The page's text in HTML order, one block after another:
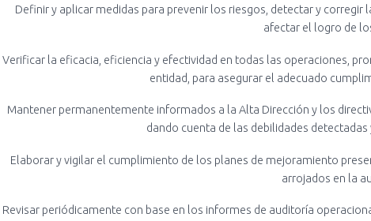
Definir y aplicar medidas para prevenir los riesgos, detectar y corregir
afectar el logro de
Verificar la eficacia, eficiencia y efectividad en todas las operaciones,
entidad, para asegurar el adecuado
Mantener permanentemente informados a la Alta Dirección y los
dando cuenta de las debilidades
Elaborar y vigilar el cumplimiento de los planes de mejoramiento
arrojados en la
Revisar periódicamente con base en los informes de auditoría